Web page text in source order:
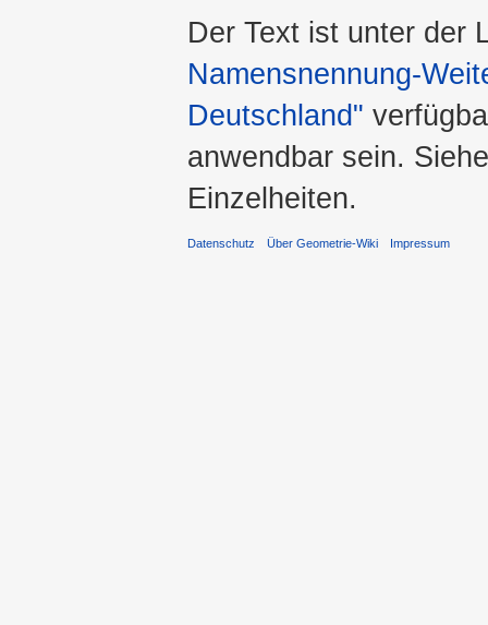
Der Text ist unter der
Namensnennung-
Deutschland"
anwendbar sein.
Einzelheiten.
Datenschutz Über Geometrie-Wiki Impressum